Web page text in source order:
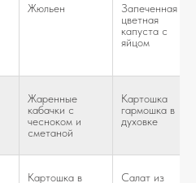
Жюльен
Запеченная
цветная
капуста с
яйцом
Жаренные
кабачки с
чесноком и
сметаной
Картошка
гармошка в
духовке
Картошка в
Салат из